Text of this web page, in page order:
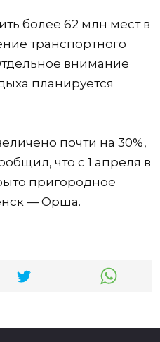
более 62 млн мест в
транспортного
внимание
планируется
почти на 30%,
что с 1 апреля в
пригородное
— Орша.